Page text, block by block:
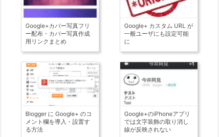
Google+カバー写真フリ
ー配布・カバー写真作成
用リンクまとめ
Google+ カスタム URL が
一般ユーザにも設定可能
に
Blogger に Google+ のコ
メント欄を導入・設置す
る方法
Google+のiPhoneアプリ
では文字装飾の取り消し
線が反映されない